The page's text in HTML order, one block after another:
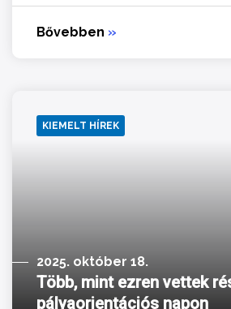
Bővebben »
KIEMELT HÍREK
2025. október 18.
Több, mint ezren vettek
pályaorientációs napon